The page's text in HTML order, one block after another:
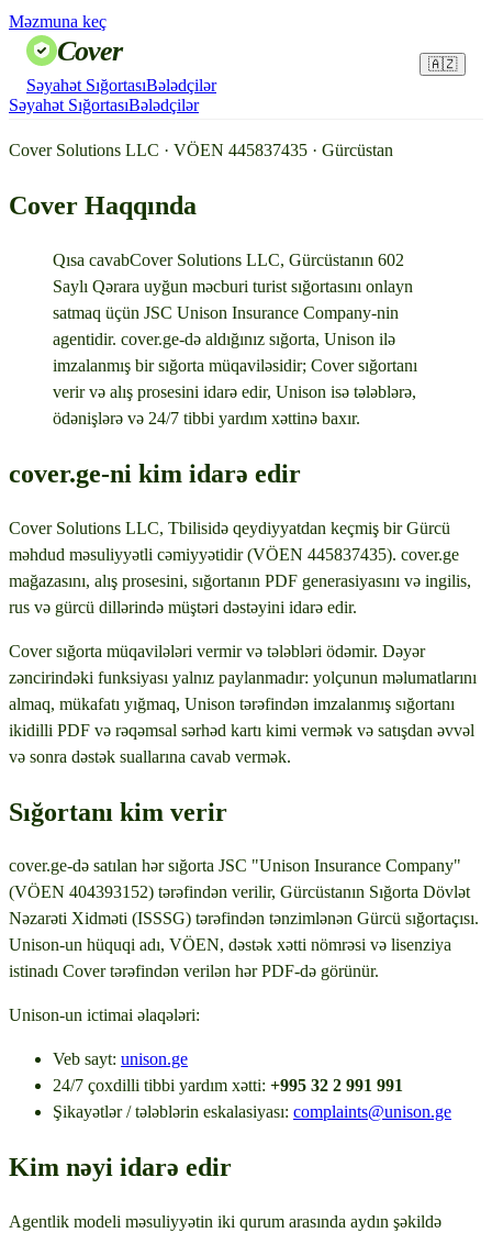
Məzmuna keç
Cover
Səyahət SığortasıBələdçilər
🇦🇿
Səyahət SığortasıBələdçilər
Cover Solutions LLC · VÖEN 445837435 · Gürcüstan
Cover Haqqında
Qısa cavabCover Solutions LLC, Gürcüstanın 602
Saylı Qərara uyğun məcburi turist sığortasını onlayn
satmaq üçün JSC Unison Insurance Company-nin
agentidir. cover.ge-də aldığınız sığorta, Unison ilə
imzalanmış bir sığorta müqaviləsidir; Cover sığortanı
verir və alış prosesini idarə edir, Unison isə tələblərə,
ödənişlərə və 24/7 tibbi yardım xəttinə baxır.
cover.ge-ni kim idarə edir
Cover Solutions LLC, Tbilisidə qeydiyyatdan keçmiş bir Gürcü
məhdud məsuliyyətli cəmiyyətidir (VÖEN 445837435). cover.ge
mağazasını, alış prosesini, sığortanın PDF generasiyasını və ingilis,
rus və gürcü dillərində müştəri dəstəyini idarə edir.
Cover sığorta müqavilələri vermir və tələbləri ödəmir. Dəyər
zəncirindəki funksiyası yalnız paylanmadır: yolçunun məlumatlarını
almaq, mükafatı yığmaq, Unison tərəfindən imzalanmış sığortanı
ikidilli PDF və rəqəmsal sərhəd kartı kimi vermək və satışdan əvvəl
və sonra dəstək suallarına cavab vermək.
Sığortanı kim verir
cover.ge-də satılan hər sığorta JSC "Unison Insurance Company"
(VÖEN 404393152) tərəfindən verilir, Gürcüstanın Sığorta Dövlət
Nəzarəti Xidməti (ISSSG) tərəfindən tənzimlənən Gürcü sığortaçısı.
Unison-un hüquqi adı, VÖEN, dəstək xətti nömrəsi və lisenziya
istinadı Cover tərəfindən verilən hər PDF-də görünür.
Unison-un ictimai əlaqələri:
Veb sayt: unison.ge
24/7 çoxdilli tibbi yardım xətti: +995 32 2 991 991
Şikayətlər / tələblərin eskalasiyası: complaints@unison.ge
Kim nəyi idarə edir
Agentlik modeli məsuliyyətin iki qurum arasında aydın şəkildə